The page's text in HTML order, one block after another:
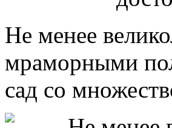
Не менее
мраморными
сад со